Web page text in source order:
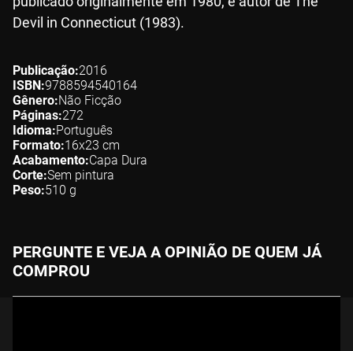
Devil in Connecticut (1983).
Publicação 2016
ISBN 9788594540164
Gênero Não Ficção
Páginas 272
Idioma Português
Formato 16x23 cm
Acabamento Capa Dura
Corte Sem pintura
Peso 510 g
PERGUNTE E VEJA A OPINIÃO DE QUEM JÁ
COMPROU